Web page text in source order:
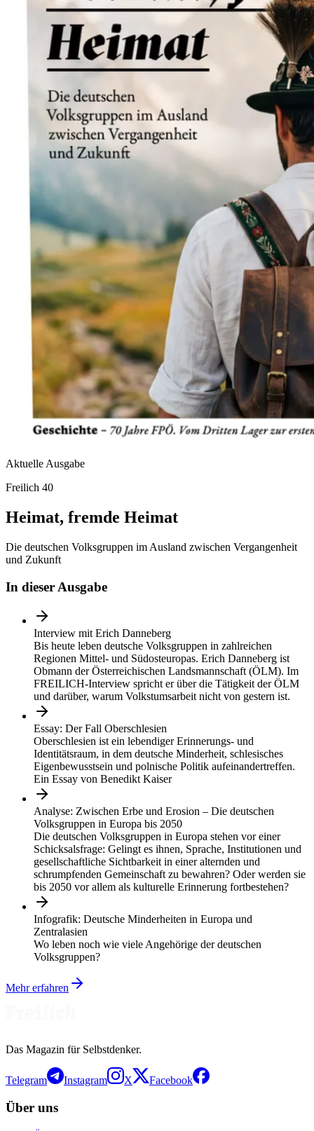
Aktuelle Ausgabe
Freilich 40
Heimat, fremde Heimat
Die deutschen Volksgruppen im Ausland zwischen Vergangenheit
und Zukunft
In dieser Ausgabe
Interview mit Erich Danneberg
Bis heute leben deutsche Volksgruppen in zahlreichen
Regionen Mittel- und Südosteuropas. Erich Danneberg ist
Obmann der Österreichischen Landsmannschaft (ÖLM). Im
FREILICH-Interview spricht er über die Tätigkeit der ÖLM
und darüber, warum Volkstumsarbeit nicht von gestern ist.
Essay: Der Fall Oberschlesien
Oberschlesien ist ein lebendiger Erinnerungs- und
Identitätsraum, in dem deutsche Minderheit, schlesisches
Eigenbewusstsein und polnische Politik aufeinandertreffen.
Ein Essay von Benedikt Kaiser
Analyse: Zwischen Erbe und Erosion – Die deutschen
Volksgruppen in Europa bis 2050
Die deutschen Volksgruppen in Europa stehen vor einer
Schicksalsfrage: Gelingt es ihnen, Sprache, Institutionen und
gesellschaftliche Sichtbarkeit in einer alternden und
schrumpfenden Gemeinschaft zu bewahren? Oder werden sie
bis 2050 vor allem als kulturelle Erinnerung fortbestehen?
Infografik: Deutsche Minderheiten in Europa und
Zentralasien
Wo leben noch wie viele Angehörige der deutschen
Volksgruppen?
Mehr erfahren
Das Magazin für Selbstdenker.
Telegram Instagram X Facebook
Über uns